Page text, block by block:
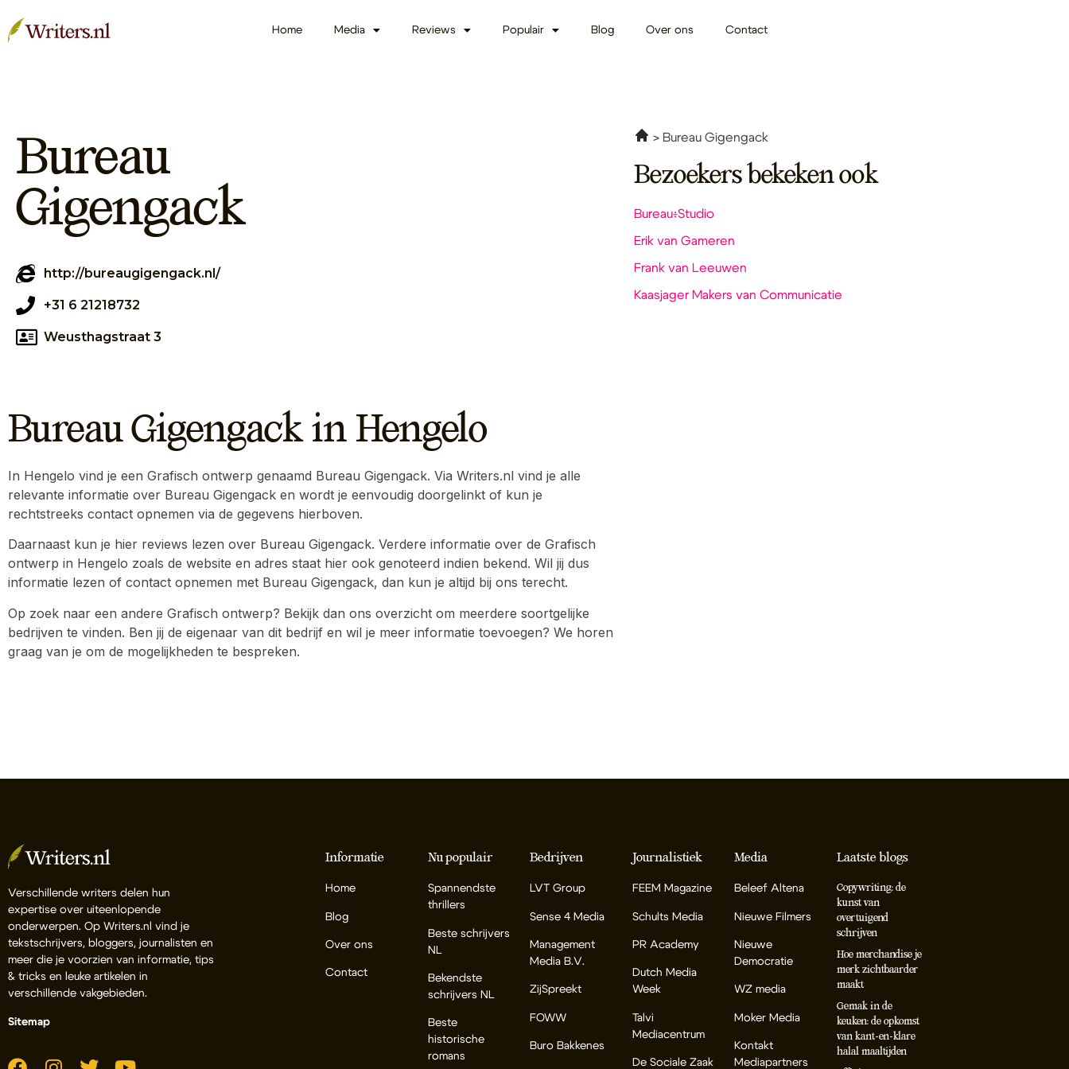
Home Media Reviews Populair Blog Over ons Contact
Bureau
Gigengack
http://bureaugigengack.nl/
+31 6 21218732
Weusthagstraat 3
Bureau Gigengack in Hengelo
In Hengelo vind je een Grafisch ontwerp genaamd Bureau Gigengack. Via Writers.nl vind je alle
relevante informatie over Bureau Gigengack en wordt je eenvoudig doorgelinkt of kun je
rechtstreeks contact opnemen via de gegevens hierboven.
Daarnaast kun je hier reviews lezen over Bureau Gigengack. Verdere informatie over de Grafisch
ontwerp in Hengelo zoals de website en adres staat hier ook genoteerd indien bekend. Wil jij dus
informatie lezen of contact opnemen met Bureau Gigengack, dan kun je altijd bij ons terecht.
Op zoek naar een andere Grafisch ontwerp? Bekijk dan ons overzicht om meerdere soortgelijke
bedrijven te vinden. Ben jij de eigenaar van dit bedrijf en wil je meer informatie toevoegen? We horen
graag van je om de mogelijkheden te bespreken.
Bureau Gigengack
Bezoekers bekeken ook
Bureau÷Studio
Erik van Gameren
Frank van Leeuwen
Kaasjager Makers van Communicatie
Verschillende writers delen hun
expertise over uiteenlopende
onderwerpen. Op Writers.nl vind je
tekstschrijvers, bloggers, journalisten en
meer die je voorzien van informatie, tips
& tricks en leuke artikelen in
verschillende vakgebieden.
Sitemap
Informatie
Home
Blog
Over ons
Contact
Nu populair
Spannendste
thrillers
Beste schrijvers
NL
Bekendste
schrijvers NL
Beste
historische
romans
Bedrijven
LVT Group
Sense 4 Media
Management
Media B.V.
ZijSpreekt
FOWW
Buro Bakkenes
Journalistiek
FEEM Magazine
Schults Media
PR Academy
Dutch Media
Week
Talvi
Mediacentrum
De Sociale Zaak
Media
Beleef Altena
Nieuwe Filmers
Nieuwe
Democratie
WZ media
Moker Media
Kontakt
Mediapartners
Laatste blogs
Copywriting: de
kunst van
overtuigend
schrijven
Hoe merchandise je
merk zichtbaarder
maakt
Gemak in de
keuken: de opkomst
van kant-en-klare
halal maaltijden